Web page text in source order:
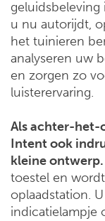
geluidsbeleving
u nu autorijdt,
het tuinieren
analyseren uw
en zorgen zo
luisterervaring.
Als achter-het-
Intent ook
kleine ontwerp.
toestel en
oplaadstation.
indicatielampje